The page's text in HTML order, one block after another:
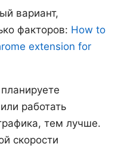
вариант,
факторов: How to
extension for
работать
тем лучше.
скорости